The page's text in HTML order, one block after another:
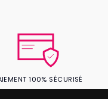
100% SÉCURISÉ